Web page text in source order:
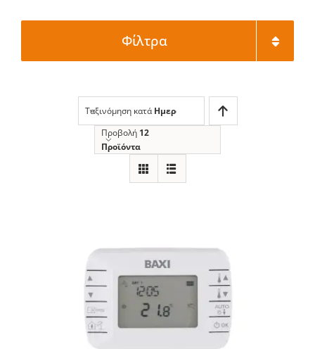
Φίλτρα
Ταξινόμηση κατάΗμερομηνία
Προβολή 12
Προϊόντα